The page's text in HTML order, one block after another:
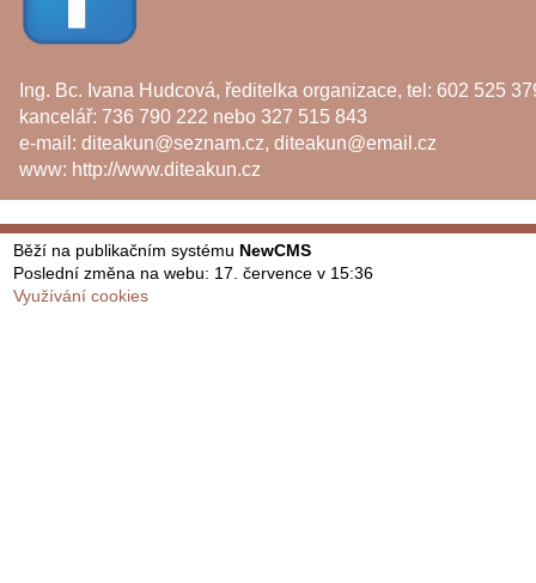
Ing. Bc. Ivana Hudcová, ředitelka organizace, tel: 602 525
kancelář: 736 790 222 nebo 327 515 843
e-mail: diteakun@seznam.cz, diteakun@email.cz
www: http://www.diteakun.cz
Běží na publikačním systému NewCMS
Poslední změna na webu: 17. července v 15:36
Využívání cookies